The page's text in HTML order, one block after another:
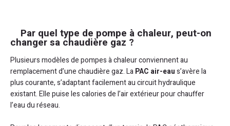
Par quel type de pompe à chaleur, peut-on
changer sa chaudière gaz ?
Plusieurs modèles de pompes à chaleur conviennent au
remplacement d’une chaudière gaz. LaPAC air-eaus’avère la
plus courante, s’adaptant facilement au circuit hydraulique
existant. Elle puise les calories de l’air extérieur pour chauffer
l’eau du réseau.